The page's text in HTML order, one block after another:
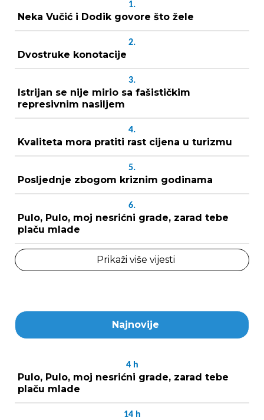
1.
Neka Vučić i Dodik govore što žele
2.
Dvostruke konotacije
3.
Istrijan se nije mirio sa fašističkim
represivnim nasiljem
4.
Kvaliteta mora pratiti rast cijena u turizmu
5.
Posljednje zbogom kriznim godinama
6.
Pulo, Pulo, moj nesrićni grade, zarad tebe
plaču mlade
Prikaži više vijesti
Najnovije
4 h
Pulo, Pulo, moj nesrićni grade, zarad tebe
plaču mlade
14 h